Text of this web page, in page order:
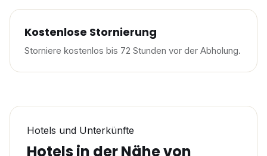
Kostenlose Stornierung
Storniere kostenlos bis 72 Stunden vor der Abholung.
Hotels und Unterkünfte
Hotels in der Nähe von